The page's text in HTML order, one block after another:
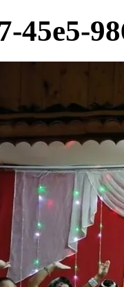
45e5-